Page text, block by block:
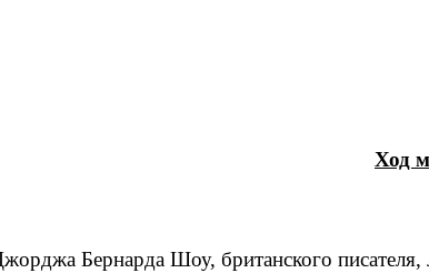
Ход
Бернарда Шоу, британского